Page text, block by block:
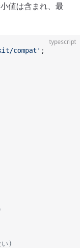
値は含まれ、最
typescript
compat' ;
)